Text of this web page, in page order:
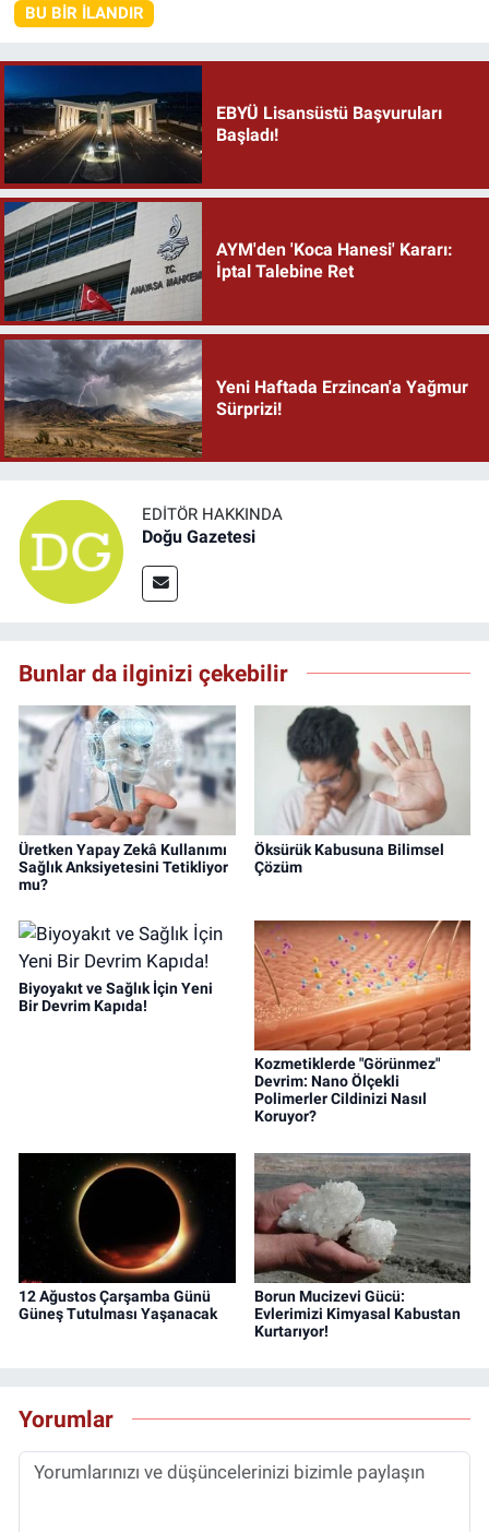
BU BIR İLANDIR
EBYÜ Lisansüstü Başvuruları
Başladı!
AYM'den 'Koca Hanesi' Kararı:
İptal Talebine Ret
Yeni Haftada Erzincan'a Yağmur
Sürprizi!
EDITÖR HAKKINDA
Doğu Gazetesi
Bunlar da ilginizi çekebilir
Üretken Yapay Zekâ Kullanımı
Sağlık Anksiyetesini Tetikliyor
mu?
Öksürük Kabusuna Bilimsel
Çözüm
Biyoyakıt ve Sağlık İçin Yeni
Bir Devrim Kapıda!
Kozmetiklerde "Görünmez"
Devrim: Nano Ölçekli
Polimerler Cildinizi Nasıl
Koruyor?
12 Ağustos Çarşamba Günü
Güneş Tutulması Yaşanacak
Borun Mucizevi Gücü:
Evlerimizi Kimyasal Kabustan
Kurtarıyor!
Yorumlar